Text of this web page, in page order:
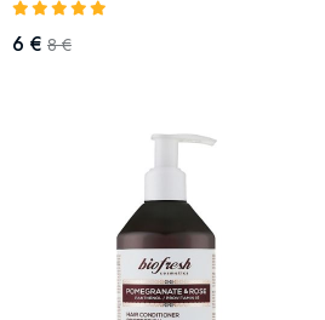
6 € 8 €